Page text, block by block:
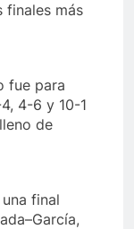
finales más
fue para
4-6 y 10-1
de
final